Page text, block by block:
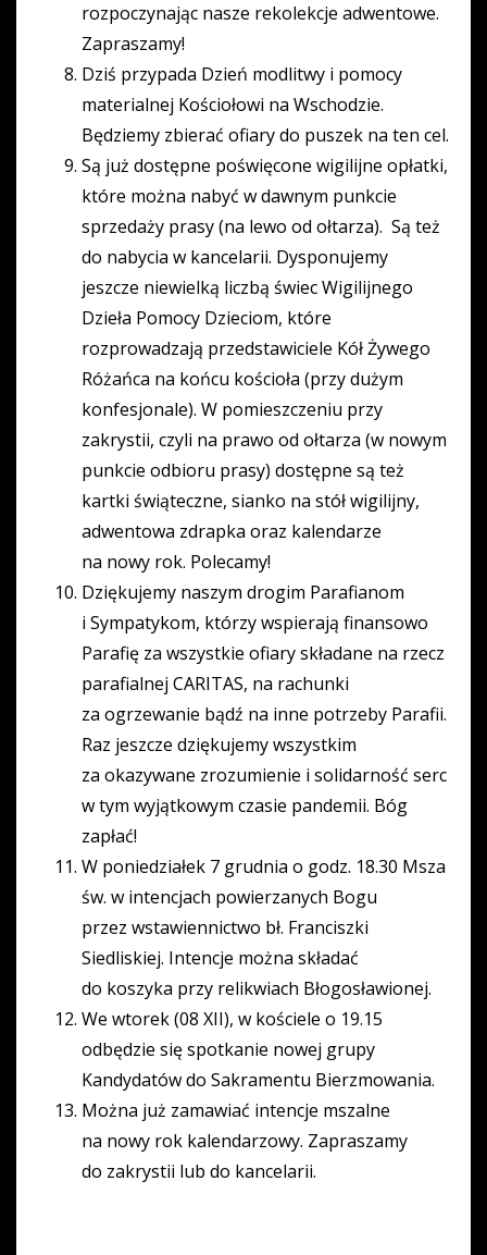
rozpoczynając nasze rekolekcje adwentowe.
Zapraszamy!
Dziś przypada Dzień modlitwy i pomocy
materialnej Kościołowi na Wschodzie.
Będziemy zbierać ofiary do puszek na ten cel.
Są już dostępne poświęcone wigilijne opłatki,
które można nabyć w dawnym punkcie
sprzedaży prasy (na lewo od ołtarza). Są też
do nabycia w kancelarii. Dysponujemy
jeszcze niewielką liczbą świec Wigilijnego
Dzieła Pomocy Dzieciom, które
rozprowadzają przedstawiciele Kół Żywego
Różańca na końcu kościoła (przy dużym
konfesjonale). W pomieszczeniu przy
zakrystii, czyli na prawo od ołtarza (w nowym
punkcie odbioru prasy) dostępne są też
kartki świąteczne, sianko na stół wigilijny,
adwentowa zdrapka oraz kalendarze
na nowy rok. Polecamy!
Dziękujemy naszym drogim Parafianom
i Sympatykom, którzy wspierają finansowo
Parafię za wszystkie ofiary składane na rzecz
parafialnej CARITAS, na rachunki
za ogrzewanie bądź na inne potrzeby Parafii.
Raz jeszcze dziękujemy wszystkim
za okazywane zrozumienie i solidarność serc
w tym wyjątkowym czasie pandemii. Bóg
zapłać!
W poniedziałek 7 grudnia o godz. 18.30 Msza
św. w intencjach powierzanych Bogu
przez wstawiennictwo bł. Franciszki
Siedliskiej. Intencje można składać
do koszyka przy relikwiach Błogosławionej.
We wtorek (08 XII), w kościele o 19.15
odbędzie się spotkanie nowej grupy
Kandydatów do Sakramentu Bierzmowania.
Można już zamawiać intencje mszalne
na nowy rok kalendarzowy. Zapraszamy
do zakrystii lub do kancelarii.